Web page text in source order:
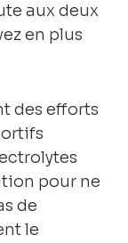
aux deux
en plus
des efforts
pour ne
de
le